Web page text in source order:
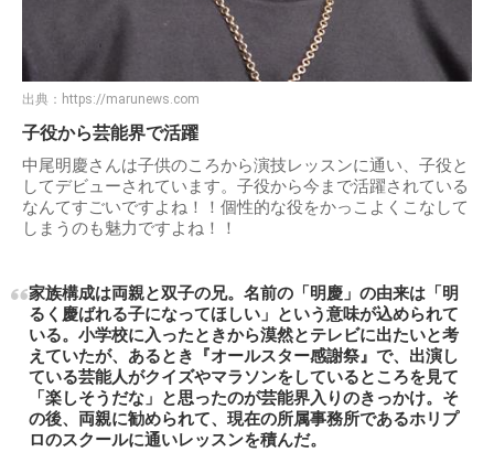
出典： https://marunews.com
子役から芸能界で活躍
中尾明慶さんは子供のころから演技レッスンに通い、子役と
してデビューされています。子役から今まで活躍されている
なんてすごいですよね！！個性的な役をかっこよくこなして
しまうのも魅力ですよね！！
家族構成は両親と双子の兄。名前の「明慶」の由来は「明
るく慶ばれる子になってほしい」という意味が込められて
いる。小学校に入ったときから漠然とテレビに出たいと考
えていたが、あるとき『オールスター感謝祭』で、出演し
ている芸能人がクイズやマラソンをしているところを見て
「楽しそうだな」と思ったのが芸能界入りのきっかけ。そ
の後、両親に勧められて、現在の所属事務所であるホリプ
ロのスクールに通いレッスンを積んだ。